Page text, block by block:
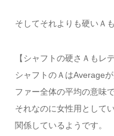
そしてそれよりも硬いＡ
【シャフトの硬さＡもレ
シャフトのＡはAverage
ファー全体の平均の意味で
それなのに女性用として
関係しているようです。